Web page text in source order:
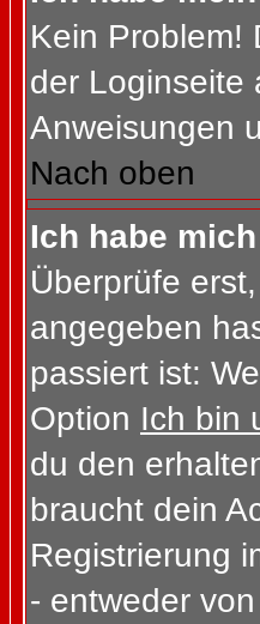
Kein Problem!
der Loginseite
Anweisungen
Nach oben
Ich habe
Überprüfe
angegeben
passiert ist:
Option Ich bin
du den
braucht dein
Registrierung
- entweder